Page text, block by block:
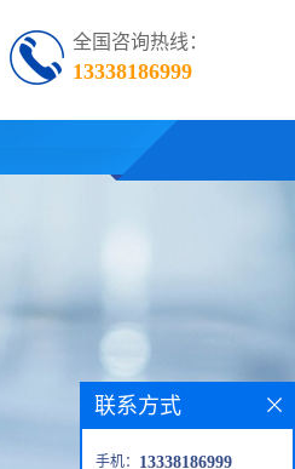
全国咨询热线：
13338186999
联系方式
手机： 13338186999